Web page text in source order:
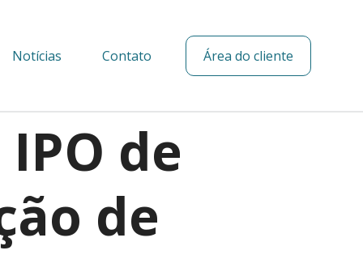
Área do cliente
Notícias Contato
de
de